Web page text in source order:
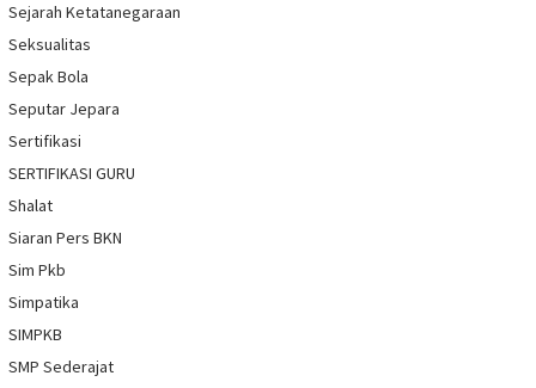
Sejarah Ketatanegaraan
Seksualitas
Sepak Bola
Seputar Jepara
Sertifikasi
SERTIFIKASI GURU
Shalat
Siaran Pers BKN
Sim Pkb
Simpatika
SIMPKB
SMP Sederajat